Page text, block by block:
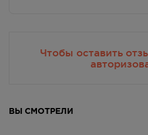
Чтобы оставить
ВЫ СМОТРЕЛИ